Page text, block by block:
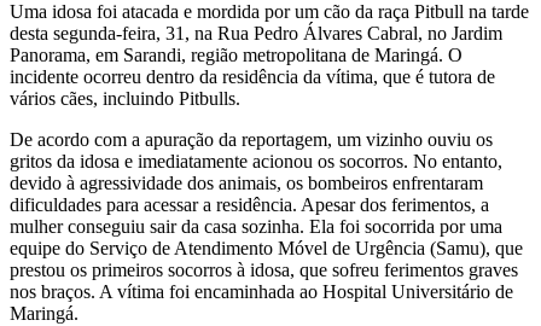
Uma idosa foi atacada e mordida por um cão da raça Pitbull na tarde
desta segunda-feira, 31, na Rua Pedro Álvares Cabral, no Jardim
Panorama, em Sarandi, região metropolitana de Maringá. O
incidente ocorreu dentro da residência da vítima, que é tutora de
vários cães, incluindo Pitbulls.
De acordo com a apuração da reportagem, um vizinho ouviu os
gritos da idosa e imediatamente acionou os socorros. No entanto,
devido à agressividade dos animais, os bombeiros enfrentaram
dificuldades para acessar a residência. Apesar dos ferimentos, a
mulher conseguiu sair da casa sozinha. Ela foi socorrida por uma
equipe do Serviço de Atendimento Móvel de Urgência (Samu), que
prestou os primeiros socorros à idosa, que sofreu ferimentos graves
nos braços. A vítima foi encaminhada ao Hospital Universitário de
Maringá.